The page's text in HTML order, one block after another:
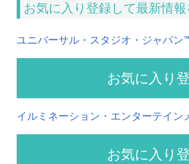
お気に入り登録して最新情報
ユニバーサル・スタジオ・ジャパン™
お気に入り
イルミネーション・エンターテイン
お気に入り